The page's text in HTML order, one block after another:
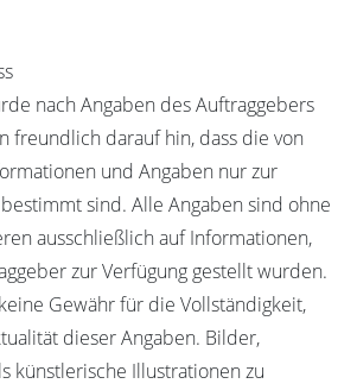
nach Angaben des Auftraggebers
freundlich darauf hin, dass die von
und Angaben nur zur
sind. Alle Angaben sind ohne
ausschließlich auf Informationen,
zur Verfügung gestellt wurden.
Gewähr für die Vollständigkeit,
dieser Angaben. Bilder,
künstlerische Illustrationen zu